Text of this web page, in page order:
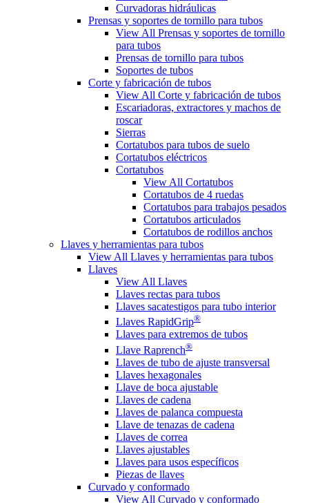
Curvadoras hidráulicas
Prensas y soportes de tornillo para tubos
View All Prensas y soportes de tornillo
para tubos
Prensas de tornillo para tubos
Soportes de tubos
Corte y fabricación de tubos
View All Corte y fabricación de tubos
Escariadoras, extractores y machos de
roscar
Sierras
Cortatubos para tubos de suelo
Cortatubos eléctricos
Cortatubos
View All Cortatubos
Cortatubos de 4 ruedas
Cortatubos para trabajos pesados
Cortatubos articulados
Cortatubos de rodillos anchos
Llaves y herramientas para tubos
View All Llaves y herramientas para tubos
Llaves
View All Llaves
Llaves rectas para tubos
Llaves sacatestigos para tubo interior
Llaves RapidGrip®
Llaves para extremos de tubos
Llave Raprench®
Llaves de tubo de ajuste transversal
Llaves hexagonales
Llave de boca ajustable
Llaves de cadena
Llaves de palanca compuesta
Llave de tenazas de cadena
Llaves de correa
Llaves ajustables
Llaves para usos específicos
Piezas de llaves
Curvado y conformado
View All Curvado y conformado